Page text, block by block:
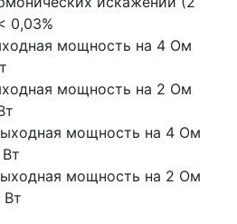
0,03%
мощность на 4 Ом
мощность на 2 Ом
мощность на 4 Ом
мощность на 2 Ом
Вт